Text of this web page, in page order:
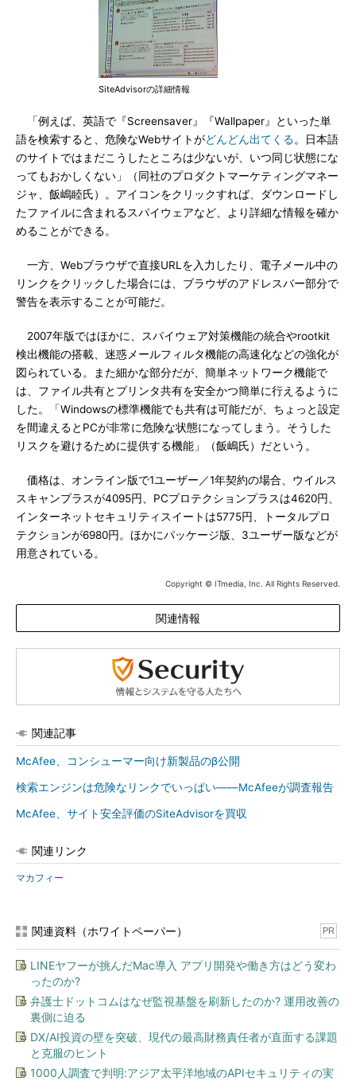
SiteAdvisorの詳細情報
「例えば、英語で『Screensaver』『Wallpaper』といった単
語を検索すると、危険なWebサイトがどんどん出てくる。日本語
のサイトではまだこうしたところは少ないが、いつ同じ状態にな
ってもおかしくない」（同社のプロダクトマーケティングマネー
ジャ、飯嶋睦氏）。アイコンをクリックすれば、ダウンロードし
たファイルに含まれるスパイウェアなど、より詳細な情報を確か
めることができる。
一方、Webブラウザで直接URLを入力したり、電子メール中の
リンクをクリックした場合には、ブラウザのアドレスバー部分で
警告を表示することが可能だ。
2007年版ではほかに、スパイウェア対策機能の統合やrootkit
検出機能の搭載、迷惑メールフィルタ機能の高速化などの強化が
図られている。また細かな部分だが、簡単ネットワーク機能で
は、ファイル共有とプリンタ共有を安全かつ簡単に行えるように
した。「Windowsの標準機能でも共有は可能だが、ちょっと設定
を間違えるとPCが非常に危険な状態になってしまう。そうした
リスクを避けるために提供する機能」（飯嶋氏）だという。
価格は、オンライン版で1ユーザー／1年契約の場合、ウイルス
スキャンプラスが4095円、PCプロテクションプラスは4620円、
インターネットセキュリティスイートは5775円、トータルプロ
テクションが6980円。ほかにパッケージ版、3ユーザー版などが
用意されている。
Copyright © ITmedia, Inc. All Rights Reserved.
関連情報
関連記事
McAfee、コンシューマー向け新製品のβ公開
検索エンジンは危険なリンクでいっぱい――McAfeeが調査報告
McAfee、サイト安全評価のSiteAdvisorを買収
関連リンク
マカフィー
関連資料（ホワイトペーパー） PR
LINEヤフーが挑んだMac導入 アプリ開発や働き方はどう変わ
ったのか?
弁護士ドットコムはなぜ監視基盤を刷新したのか? 運用改善の
裏側に迫る
DX/AI投資の壁を突破、現代の最高財務責任者が直面する課題
と克服のヒント
1000人調査で判明:アジア太平洋地域のAPIセキュリティの実